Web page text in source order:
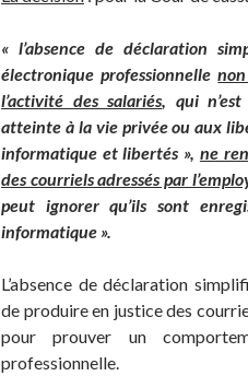
« l’absence de déclaration
électronique professionnelle
l’activité des salariés, qui
atteinte à la vie privée ou aux
informatique et libertés », ne
des courriels adressés par
peut ignorer qu’ils sont
informatique ».
L’absence de déclaration
de produire en justice des
pour prouver un
professionnelle.